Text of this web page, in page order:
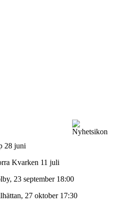
28 juni
Kvarken 11 juli
23 september 18:00
27 oktober 17:30